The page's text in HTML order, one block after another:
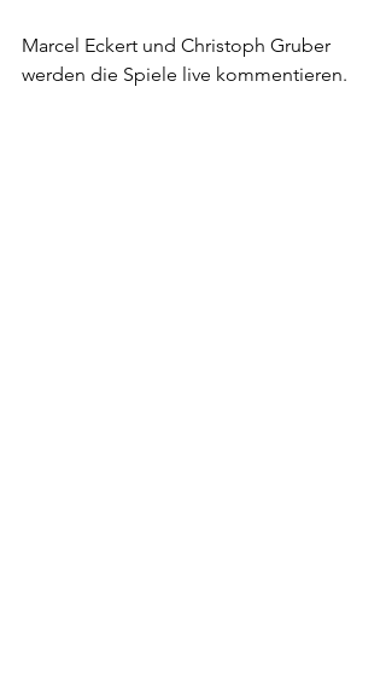
Marcel Eckert und Christoph Gruber
werden die Spiele live kommentieren.